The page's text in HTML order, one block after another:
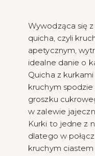
Wywodząca się
quicha, czyli
apetycznym,
idealne danie o
Quicha z
kruchym
groszku
w zalewie
Kurki to jedne z
dlatego w
kruchym